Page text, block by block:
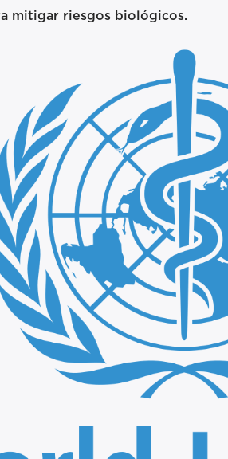
mitigar riesgos biológicos.